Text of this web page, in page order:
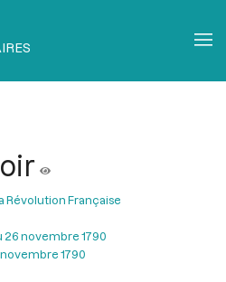
Révolution Française
26 novembre 1790
1790